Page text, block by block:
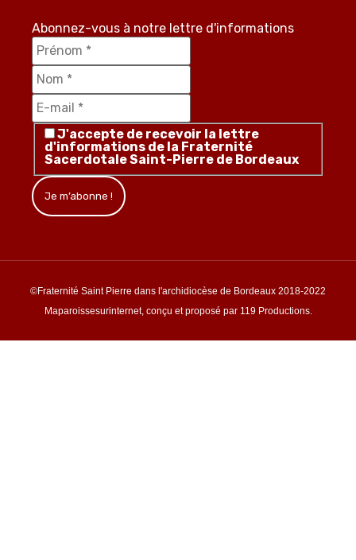
Abonnez-vous à notre lettre d'informations
J'accepte de recevoir la lettre
d'informations de la Fraternité
Sacerdotale Saint-Pierre de Bordeaux
©Fraternité Saint Pierre dans l'archidiocèse de Bordeaux 2018-2022
Maparoissesurinternet, conçu et proposé par 119 Productions.